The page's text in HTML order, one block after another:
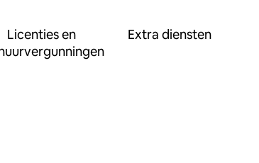
Licenties en
Extra diensten